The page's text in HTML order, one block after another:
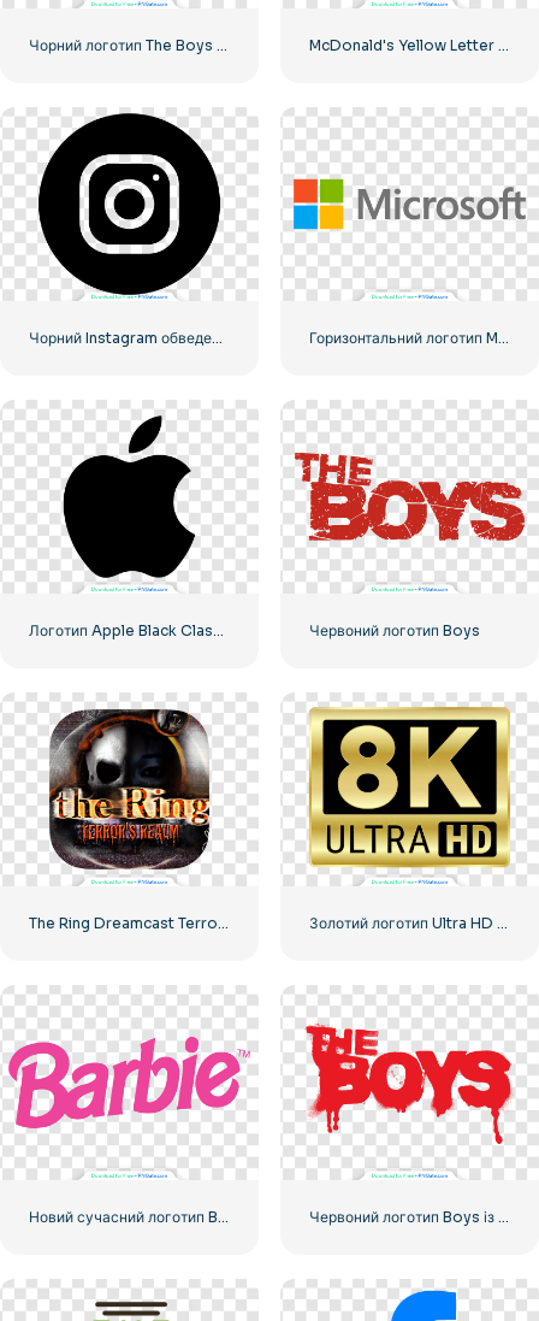
Логотип Apple Black Classic Червоний логотип Boys
The Ring Dreamcast Terrors Realm Square Rounded Logo – Безкоштовне завантаження PNG Золотий логотип Ultra HD 8k